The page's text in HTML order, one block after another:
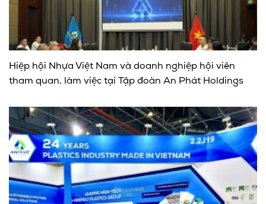
Hiệp hội Nhựa Việt Nam và doanh nghiệp hội viên
tham quan, làm việc tại Tập đoàn An Phát Holdings